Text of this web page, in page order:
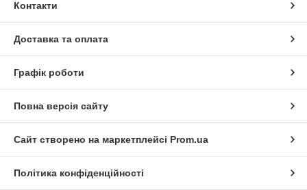
Контакти
Доставка та оплата
Графік роботи
Повна версія сайту
Сайт створено на маркетплейсі Prom.ua
Політика конфіденційності